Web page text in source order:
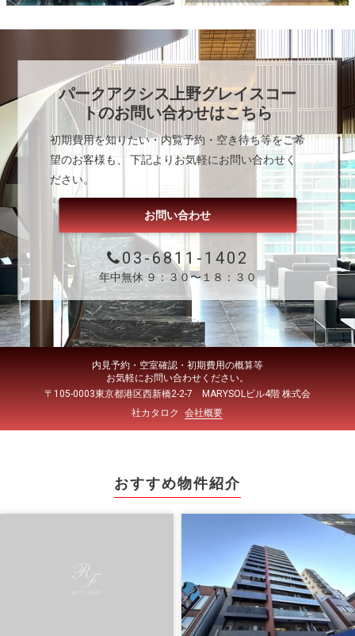
パークアクシス上野グレイスコー
トのお問い合わせはこちら
初期費用を知りたい・内覧予約・空き待ち等をご希
望のお客様も、 下記よりお気軽にお問い合わせく
ださい。
お問い合わせ
03-6811-1402
年中無休 ９：３０〜１８：３０
内見予約・空室確認・初期費用の概算等
お気軽にお問い合わせください。
〒105-0003東京都港区西新橋2-2-7 MARYSOLビル4階 株式会
社カタロク
会社概要
おすすめ物件紹介